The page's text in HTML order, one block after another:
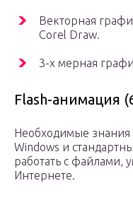
Векторная
Corel Draw.
3-х мерная
Flash-анимация
Необходимые знания
Windows и
работать с файлами,
Интернете.